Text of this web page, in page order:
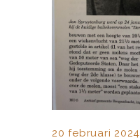
20 februari 2024